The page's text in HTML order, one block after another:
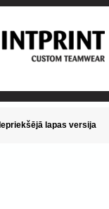
Iepriekšējā lapas versija